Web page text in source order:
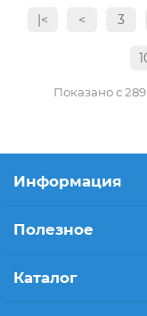
|< < 3
Показано с
Информация
Полезное
Каталог